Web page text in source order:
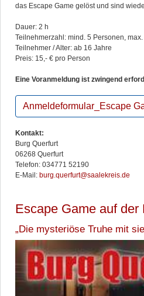
das Escape Game gelöst und sind
Dauer: 2 h
Teilnehmerzahl: mind. 5 Personen,
Teilnehmer / Alter: ab 16 Jahre
Preis: 15,- € pro Person
Eine Voranmeldung ist zwingend
Anmeldeformular_Escape
Kontakt:
Burg Querfurt
06268 Querfurt
Telefon: 034771 52190
E-Mail: burg.querfurt@saalekreis.de
Escape Game auf der
„Die mysteriöse Truhe mit